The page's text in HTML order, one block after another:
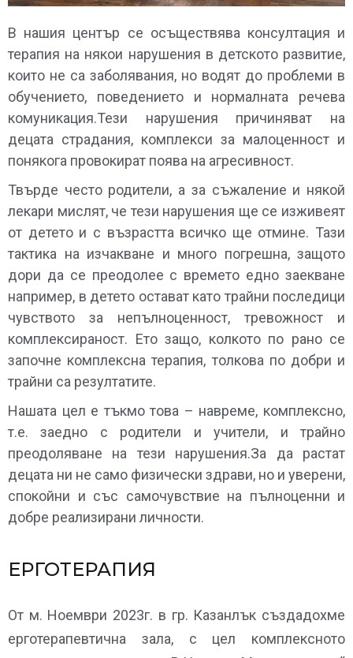
В нашия център се осъществява консултация и
терапия на някои нарушения в детското развитие,
които не са заболявания, но водят до проблеми в
обучението, поведението и нормалната речева
комуникация.Тези нарушения причиняват на
децата страдания, комплекси за малоценност и
понякога провокират поява на агресивност.
Твърде често родители, а за съжаление и някой
лекари мислят, че тези нарушения ще се изживеят
от детето и с възрастта всичко ще отмине. Тази
тактика на изчакване и много погрешна, защото
дори да се преодолее с времето едно заекване
например, в детето остават като трайни последици
чувството за непълноценност, тревожност и
комплексираност. Ето защо, колкото по рано се
започне комплексна терапия, толкова по добри и
трайни са резултатите.
Нашата цел е тъкмо това – навреме, комплексно,
т.е. заедно с родители и учители, и трайно
преодоляване на тези нарушения.За да растат
децата ни не само физически здрави, но и уверени,
спокойни и със самочувствие на пълноценни и
добре реализирани личности.
ЕРГОТЕРАПИЯ
От м. Ноември 2023г. в гр. Казанлък създадохме
ерготерапевтична зала, с цел комплексното